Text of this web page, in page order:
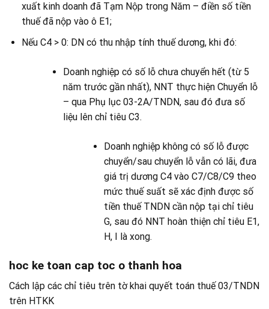
xuất kinh doanh đã Tạm Nộp trong Năm – điền số tiền
thuế đã nộp vào ô E1;
Nếu C4 > 0: DN có thu nhập tính thuế dương, khi đó:
Doanh nghiệp có số lỗ chưa chuyển hết (từ 5
năm trước gần nhất), NNT thực hiện Chuyển lỗ
– qua Phụ lục 03-2A/TNDN, sau đó đưa số
liệu lên chỉ tiêu C3.
Doanh nghiệp không có số lỗ được
chuyển/sau chuyển lỗ vẫn có lãi, đưa
giá trị dương C4 vào C7/C8/C9 theo
mức thuế suất sẽ xác định được số
tiền thuế TNDN cần nộp tại chỉ tiêu
G, sau đó NNT hoàn thiện chỉ tiêu E1,
H, I là xong.
hoc ke toan cap toc o thanh hoa
Cách lập các chỉ tiêu trên tờ khai quyết toán thuế 03/TNDN
trên HTKK